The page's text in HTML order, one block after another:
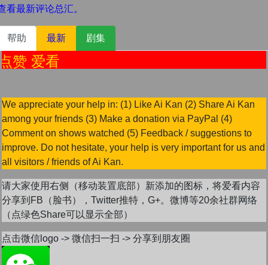
看最新评论总汇。
帮助 最新 剧集
爱看
We appreciate your help in: (1) Like Ai Kan (2) Share Ai Kan
among your friends (3) Make a donation via PayPal (4)
Comment on shows watched (5) Feedback / suggestions to
improve. Do not hesitate, your help is very important for us and
all visitors / friends of Ai Kan.
请大家使用右侧（移动装置底部）新添加的图标，将爱看内容
分享到FB（脸书），Twitter推特，G+。微博等20余社群网络
（点绿色Share可以显示全部）
点击微信logo -> 微信扫一扫 -> 分享到朋友圈